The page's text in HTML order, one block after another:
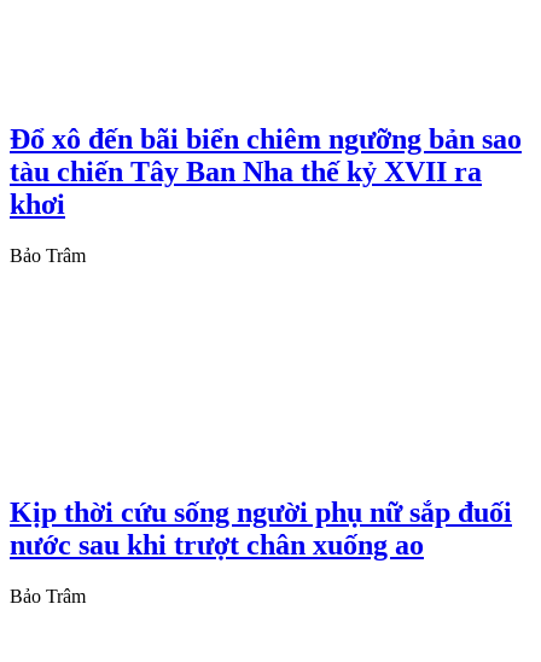
Đổ xô đến bãi biển chiêm ngưỡng bản sao
tàu chiến Tây Ban Nha thế kỷ XVII ra
khơi
Bảo Trâm
Kịp thời cứu sống người phụ nữ sắp đuối
nước sau khi trượt chân xuống ao
Bảo Trâm